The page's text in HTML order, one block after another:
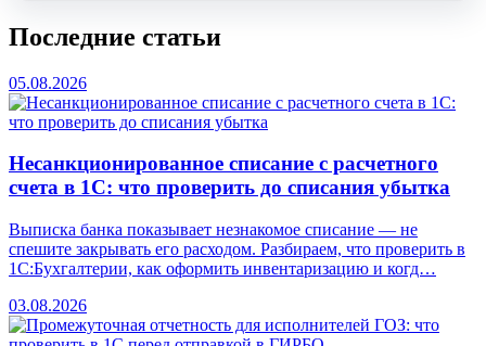
Последние статьи
05.08.2026
Несанкционированное списание с расчетного
счета в 1С: что проверить до списания убытка
Выписка банка показывает незнакомое списание — не
спешите закрывать его расходом. Разбираем, что проверить в
1С:Бухгалтерии, как оформить инвентаризацию и когд…
03.08.2026